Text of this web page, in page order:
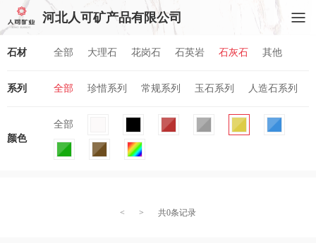
河北人可矿产品有限公司
石材 全部 大理石 花岗石 石英岩 石灰石 其他
系列 全部 珍惜系列 常规系列 玉石系列 人造石系列
颜色
全部
< > 共0条记录